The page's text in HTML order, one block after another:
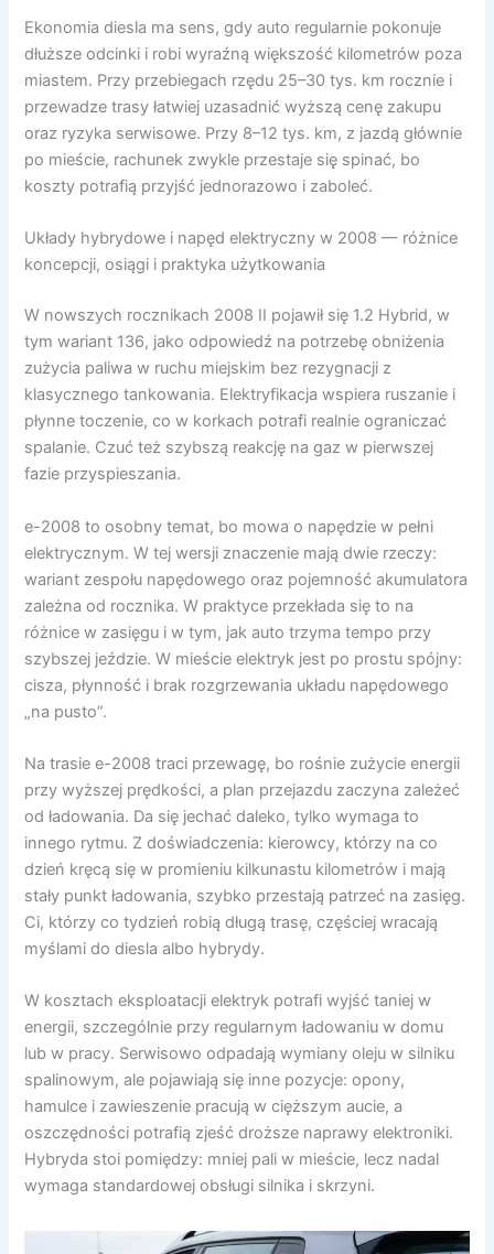
Ekonomia diesla ma sens, gdy auto regularnie pokonuje
dłuższe odcinki i robi wyraźną większość kilometrów poza
miastem. Przy przebiegach rzędu 25–30 tys. km rocznie i
przewadze trasy łatwiej uzasadnić wyższą cenę zakupu
oraz ryzyka serwisowe. Przy 8–12 tys. km, z jazdą głównie
po mieście, rachunek zwykle przestaje się spinać, bo
koszty potrafią przyjść jednorazowo i zaboleć.
Układy hybrydowe i napęd elektryczny w 2008 — różnice
koncepcji, osiągi i praktyka użytkowania
W nowszych rocznikach 2008 II pojawił się 1.2 Hybrid, w
tym wariant 136, jako odpowiedź na potrzebę obniżenia
zużycia paliwa w ruchu miejskim bez rezygnacji z
klasycznego tankowania. Elektryfikacja wspiera ruszanie i
płynne toczenie, co w korkach potrafi realnie ograniczać
spalanie. Czuć też szybszą reakcję na gaz w pierwszej
fazie przyspieszania.
e-2008 to osobny temat, bo mowa o napędzie w pełni
elektrycznym. W tej wersji znaczenie mają dwie rzeczy:
wariant zespołu napędowego oraz pojemność akumulatora
zależna od rocznika. W praktyce przekłada się to na
różnice w zasięgu i w tym, jak auto trzyma tempo przy
szybszej jeździe. W mieście elektryk jest po prostu spójny:
cisza, płynność i brak rozgrzewania układu napędowego
„na pusto”.
Na trasie e-2008 traci przewagę, bo rośnie zużycie energii
przy wyższej prędkości, a plan przejazdu zaczyna zależeć
od ładowania. Da się jechać daleko, tylko wymaga to
innego rytmu. Z doświadczenia: kierowcy, którzy na co
dzień kręcą się w promieniu kilkunastu kilometrów i mają
stały punkt ładowania, szybko przestają patrzeć na zasięg.
Ci, którzy co tydzień robią długą trasę, częściej wracają
myślami do diesla albo hybrydy.
W kosztach eksploatacji elektryk potrafi wyjść taniej w
energii, szczególnie przy regularnym ładowaniu w domu
lub w pracy. Serwisowo odpadają wymiany oleju w silniku
spalinowym, ale pojawiają się inne pozycje: opony,
hamulce i zawieszenie pracują w cięższym aucie, a
oszczędności potrafią zjeść droższe naprawy elektroniki.
Hybryda stoi pomiędzy: mniej pali w mieście, lecz nadal
wymaga standardowej obsługi silnika i skrzyni.